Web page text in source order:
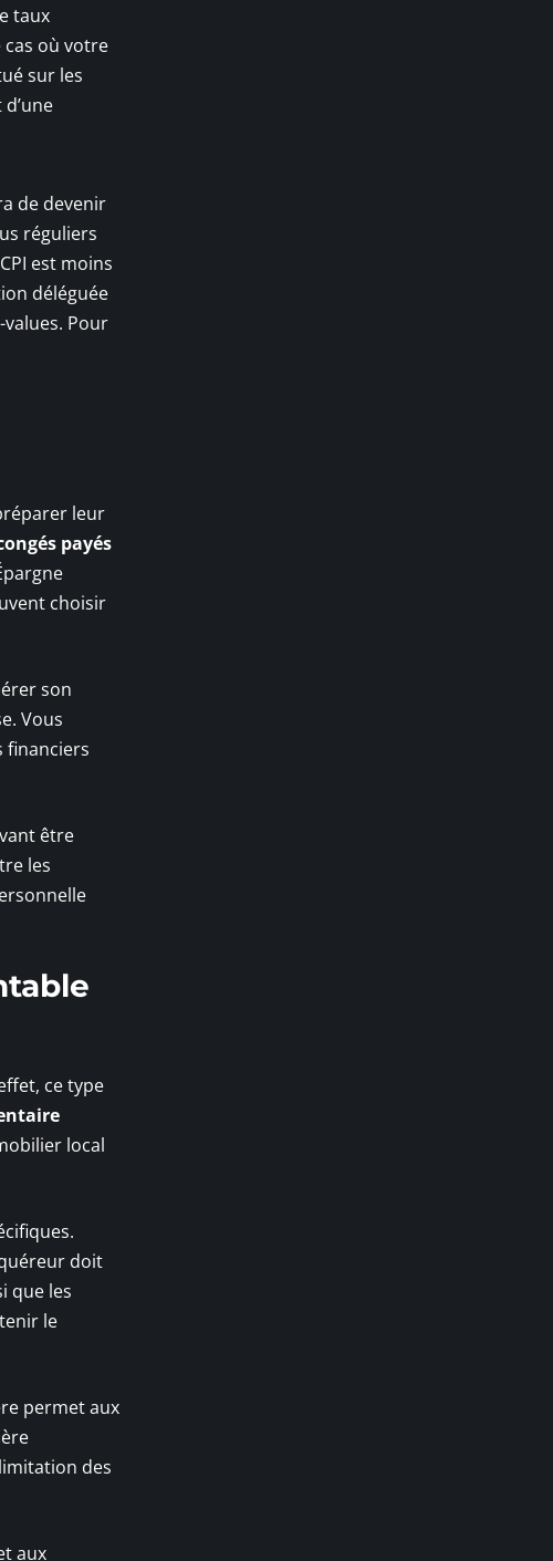
taux
cas où votre
sur les
de devenir
réguliers
est moins
déléguée
values. Pour
leur
payés
choisir
son
Vous
financiers
être
les
ce type
local
doit
que les
le
permet aux
des
aux